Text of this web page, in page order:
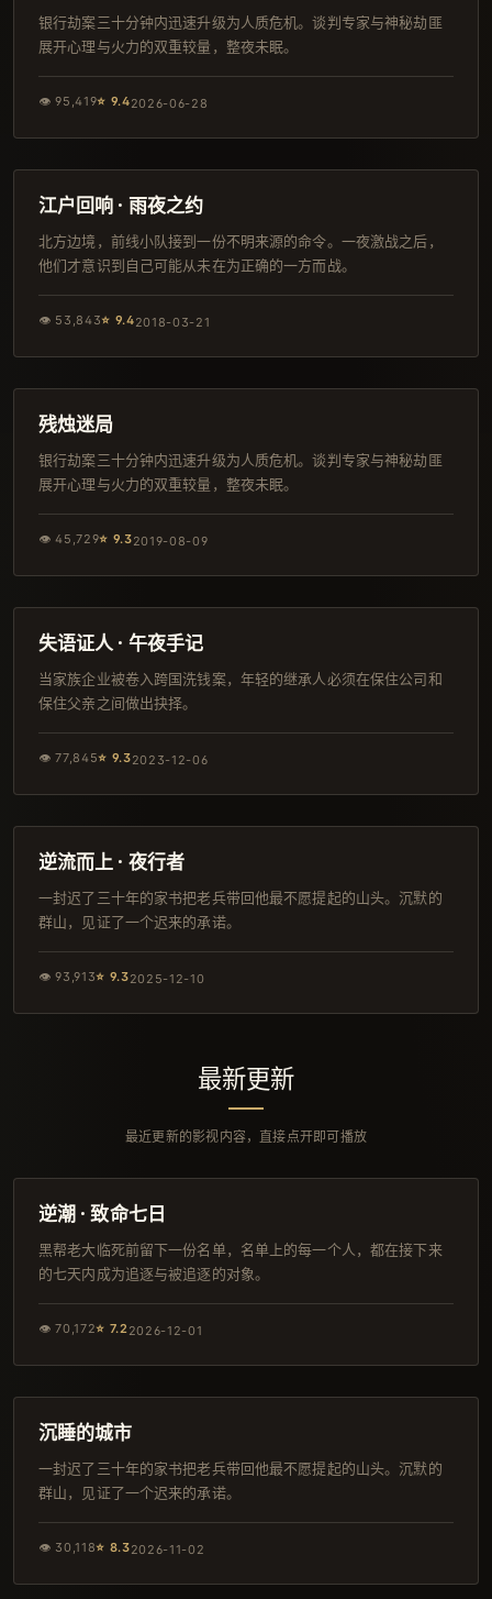
银行劫案三十分钟内迅速升级为人质危机。谈判专家与神秘劫匪
展开心理与火力的双重较量，整夜未眠。
👁95,419⭐ 9.42026-06-28
独播
江户回响 · 雨夜之约
北方边境，前线小队接到一份不明来源的命令。一夜激战之后，
他们才意识到自己可能从未在为正确的一方而战。
👁 53,843⭐ 9.42018-03-21
日本
残烛迷局
银行劫案三十分钟内迅速升级为人质危机。谈判专家与神秘劫匪
展开心理与火力的双重较量，整夜未眠。
👁45,729⭐ 9.32019-08-09
院线
失语证人 · 午夜手记
当家族企业被卷入跨国洗钱案，年轻的继承人必须在保住公司和
保住父亲之间做出抉择。
👁77,845⭐ 9.32023-12-06
导演剪辑版
逆流而上 · 夜行者
一封迟了三十年的家书把老兵带回他最不愿提起的山头。沉默的
群山，见证了一个迟来的承诺。
👁93,913⭐ 9.32025-12-10
最新更新
最近更新的影视内容，直接点开即可播放
高分
逆潮 · 致命七日
黑帮老大临死前留下一份名单，名单上的每一个人，都在接下来
的七天内成为追逐与被追逐的对象。
👁70,172⭐ 7.22026-12-01
杜比
沉睡的城市
一封迟了三十年的家书把老兵带回他最不愿提起的山头。沉默的
群山，见证了一个迟来的承诺。
👁 30,118⭐ 8.32026-11-02